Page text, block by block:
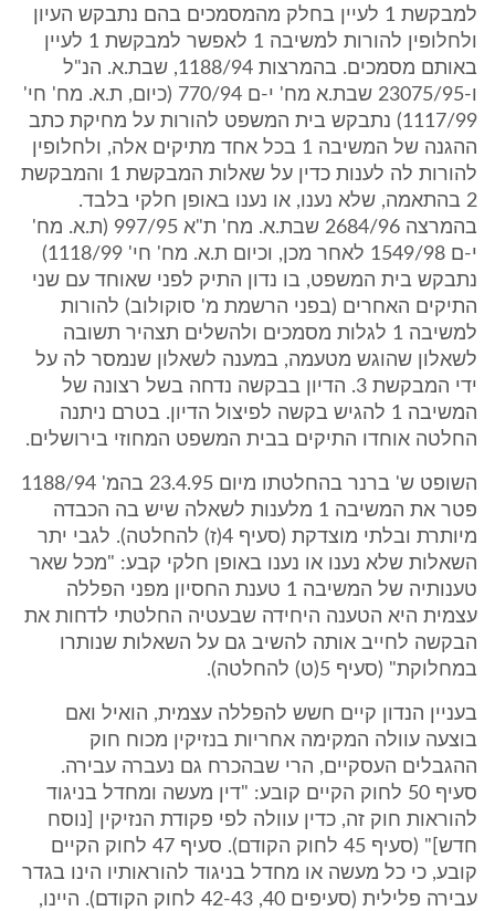
למבקשת 1 לעיין בחלק מהמסמכים בהם נתבקש העיון
ולחלופין להורות למשיבה 1 לאפשר למבקשת 1 לעיין
באותם מסמכים. בהמרצות 1188/94, שבת.א. הנ"ל
ו-23075/95 שבת.א מח' י-ם 770/94 (כיום, ת.א. מח' חי'
1117/99) נתבקש בית המשפט להורות על מחיקת כתב
ההגנה של המשיבה 1 בכל אחד מתיקים אלה, ולחלופין
להורות לה לענות כדין על שאלות המבקשת 1 והמבקשת
2 בהתאמה, שלא נענו, או נענו באופן חלקי בלבד.
בהמרצה 2684/96 שבת.א. מח' ת"א 997/95 (ת.א. מח'
י-ם 1549/98 לאחר מכן, וכיום ת.א. מח' חי' 1118/99)
נתבקש בית המשפט, בו נדון התיק לפני שאוחד עם שני
התיקים האחרים (בפני הרשמת מ' סוקולוב) להורות
למשיבה 1 לגלות מסמכים ולהשלים תצהיר תשובה
לשאלון שהוגש מטעמה, במענה לשאלון שנמסר לה על
ידי המבקשת 3. הדיון בבקשה נדחה בשל רצונה של
המשיבה 1 להגיש בקשה לפיצול הדיון. בטרם ניתנה
החלטה אוחדו התיקים בבית המשפט המחוזי בירושלים.
השופט ש' ברנר בהחלטתו מיום 23.4.95 בהמ' 1188/94
פטר את המשיבה 1 מלענות לשאלה שיש בה הכבדה
מיותרת ובלתי מוצדקת (סעיף 4(ז) להחלטה). לגבי יתר
השאלות שלא נענו או נענו באופן חלקי קבע: "מכל שאר
טענותיה של המשיבה 1 טענת החסיון מפני הפללה
עצמית היא הטענה היחידה שבעטיה החלטתי לדחות את
הבקשה לחייב אותה להשיב גם על השאלות שנותרו
במחלוקת" (סעיף 5(ט) להחלטה).
בעניין הנדון קיים חשש להפללה עצמית, הואיל ואם
בוצעה עוולה המקימה אחריות בנזיקין מכוח חוק
ההגבלים העסקיים, הרי שבהכרח גם נעברה עבירה.
סעיף 50 לחוק הקיים קובע: "דין מעשה ומחדל בניגוד
להוראות חוק זה, כדין עוולה לפי פקודת הנזיקין [נוסח
חדש]" (סעיף 45 לחוק הקודם). סעיף 47 לחוק הקיים
קובע, כי כל מעשה או מחדל בניגוד להוראותיו הינו בגדר
עבירה פלילית (סעיפים 40, 42-43 לחוק הקודם). היינו,